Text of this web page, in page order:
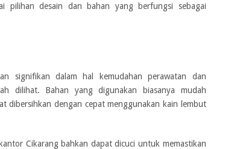
pilihan desain dan bahan yang berfungsi sebagai
signifikan dalam hal kemudahan perawatan dan
dilihat. Bahan yang digunakan biasanya mudah
dibersihkan dengan cepat menggunakan kain lembut
Cikarang bahkan dapat dicuci untuk memastikan